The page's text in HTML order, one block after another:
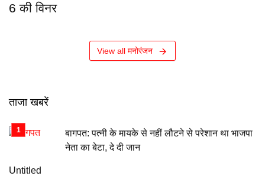
6 की विनर
View all मनोरंजन
ताजा खबरें
बागपत: पत्नी के मायके से नहीं लौटने से परेशान था भाजपा
नेता का बेटा, दे दी जान
Untitled